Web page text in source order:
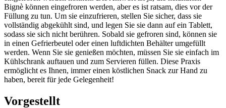
Bignè können eingefroren werden, aber es ist ratsam, dies vor der
Füllung zu tun. Um sie einzufrieren, stellen Sie sicher, dass sie
vollständig abgekühlt sind, und legen Sie sie dann auf ein Tablett,
sodass sie sich nicht berühren. Sobald sie gefroren sind, können sie
in einen Gefrierbeutel oder einen luftdichten Behälter umgefüllt
werden. Wenn Sie sie genießen möchten, müssen Sie sie einfach im
Kühlschrank auftauen und zum Servieren füllen. Diese Praxis
ermöglicht es Ihnen, immer einen köstlichen Snack zur Hand zu
haben, bereit für jede Gelegenheit!
Vorgestellt